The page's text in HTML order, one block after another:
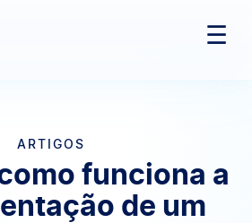
☰
ARTIGOS
funciona a
de um